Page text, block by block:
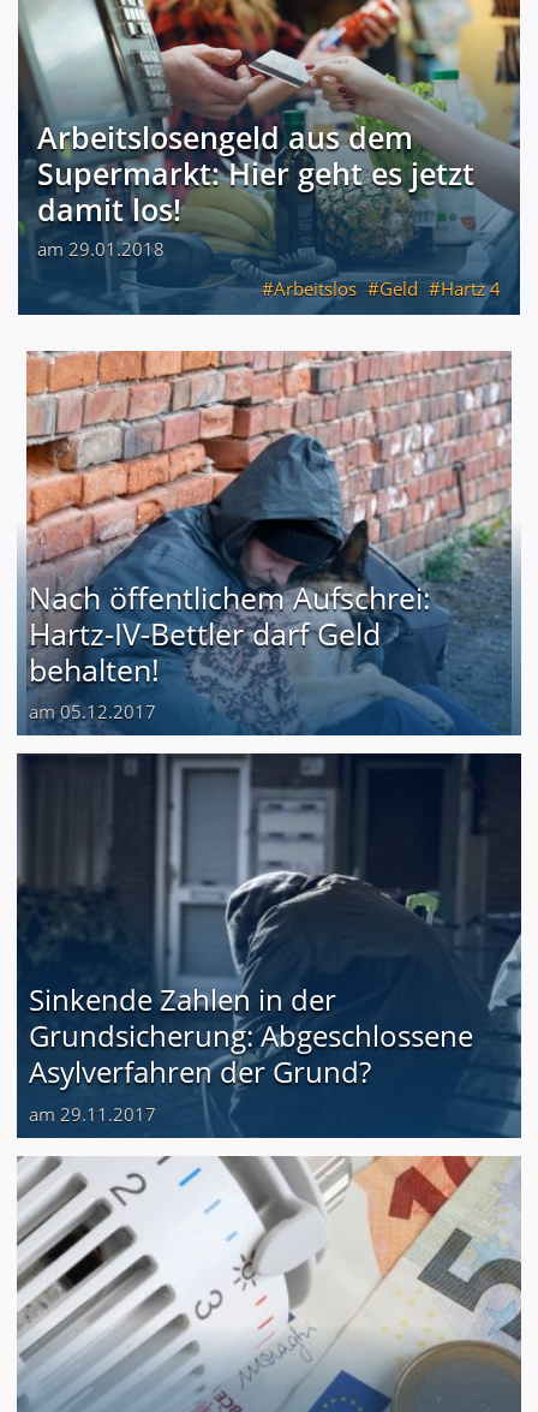
Arbeitslosengeld aus dem
Supermarkt: Hier geht es jetzt
damit los!
am 29.01.2018
Arbeitslos
Geld Hartz 4
Nach öffentlichem Aufschrei:
Hartz-IV-Bettler darf Geld
behalten!
am 05.12.2017
Sinkende Zahlen in der
Grundsicherung: Abgeschlossene
Asylverfahren der Grund?
am 29.11.2017